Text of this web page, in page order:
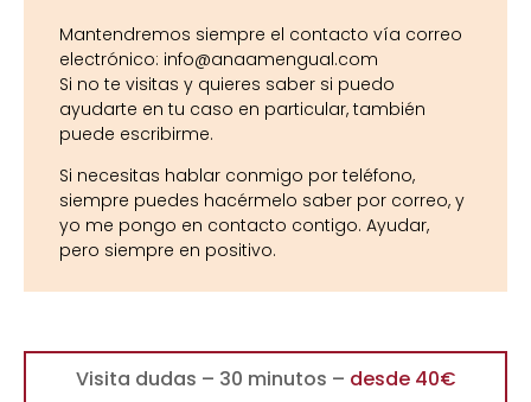
Mantendremos siempre el contacto vía correo
electrónico: info@anaamengual.com
Si no te visitas y quieres saber si puedo
ayudarte en tu caso en particular, también
puede escribirme.
Si necesitas hablar conmigo por teléfono,
siempre puedes hacérmelo saber por correo, y
yo me pongo en contacto contigo. Ayudar,
pero siempre en positivo.
Visita dudas – 30 minutos – desde 40€